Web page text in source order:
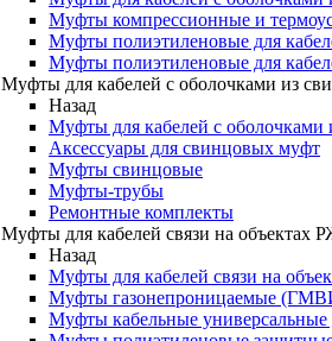
Муфты компрессионные и
Муфты полиэтиленовые для
Муфты полиэтиленовые для
Муфты для кабелей с оболочками из
Назад
Муфты для кабелей с
Аксессуары для свинцовых муфт
Муфты свинцовые
Муфты-трубы
Ремонтные комплекты
Муфты для кабелей связи на объектах
Назад
Муфты для кабелей связи на
Муфты газонепроницаемые
Муфты кабельные